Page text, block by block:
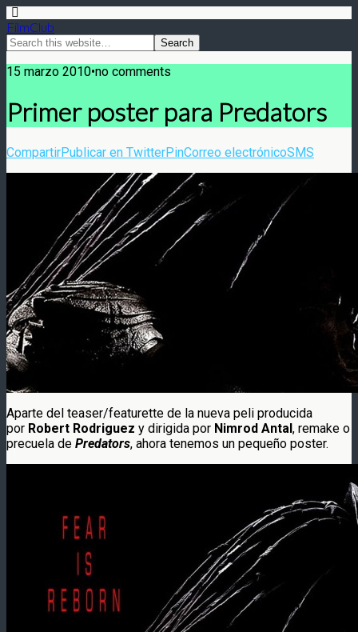
FilmClub
15 marzo 2010•no comments
Primer poster para Predators
CompartirPublicar en TwitterPinCorreo electrónicoSMS
Aparte del teaser/featurette de la nueva peli producida
por Robert Rodriguez y dirigida por Nimrod Antal, remake o
precuela de Predators, ahora tenemos un pequeño poster.